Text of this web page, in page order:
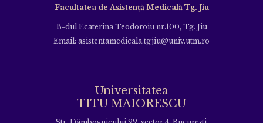
Facultatea de Asistență Medicală Tg. Jiu
B-dul Ecaterina Teodoroiu nr.100, Tg. Jiu
Email: asistentamedicala.tgjiu@univ.utm.ro
Universitatea
TITU MAIORESCU